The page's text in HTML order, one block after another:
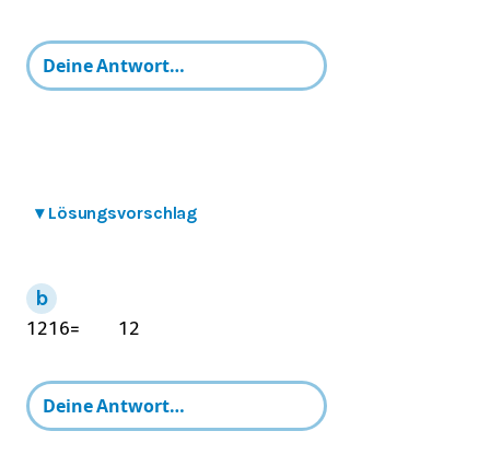
▾ Lösungsvorschlag
1216= 12